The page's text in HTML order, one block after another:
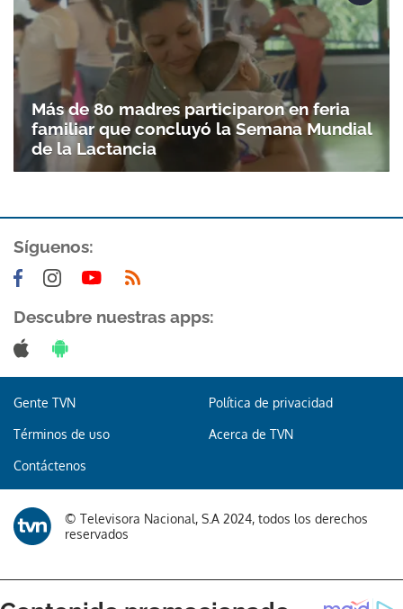
Más de 80 madres participaron en feria
familiar que concluyó la Semana Mundial
de la Lactancia
Síguenos:
Descubre nuestras apps:
Gente TVN Política de privacidad
Términos de uso Acerca de TVN
Contáctenos
© Televisora Nacional, S.A 2024, todos los derechos
reservados